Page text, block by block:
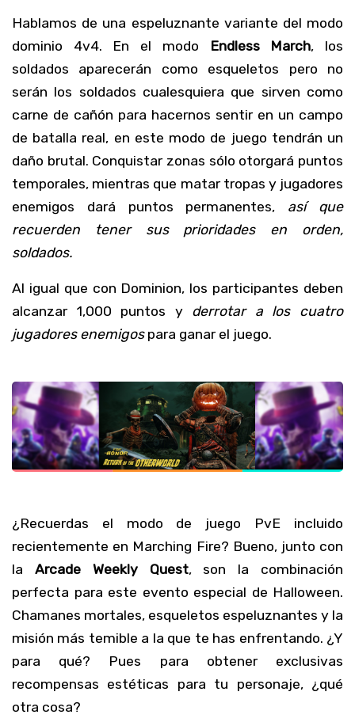
Hablamos de una espeluznante variante del modo
dominio 4v4. En el modo
Endless March, los
soldados aparecerán como esqueletos pero no
serán los soldados cualesquiera que sirven como
carne de cañón para hacernos sentir en un campo
de batalla real, en este modo de juego tendrán un
daño brutal. Conquistar zonas sólo otorgará puntos
temporales, mientras que matar tropas y jugadores
enemigos dará puntos permanentes, así que
recuerden tener sus prioridades en orden,
soldados.
Al igual que con Dominion, los participantes deben
alcanzar 1,000 puntos y derrotar a los cuatro
jugadores enemigospara ganar el juego.
¿Recuerdas el modo de juego PvE incluido
recientemente en Marching Fire? Bueno, junto con
la Arcade Weekly Quest, son la combinación
perfecta para este evento especial de Halloween.
Chamanes mortales, esqueletos espeluznantes y la
misión más temible a la que te has enfrentando. ¿Y
para qué? Pues para obtener exclusivas
recompensas estéticas para tu personaje, ¿qué
otra cosa?